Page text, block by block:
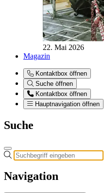
22. Mai 2026
Magazin
Kontaktbox öffnen
Suche öffnen
Kontaktbox öffnen
Hauptnavigation öffnen
Suche
Navigation